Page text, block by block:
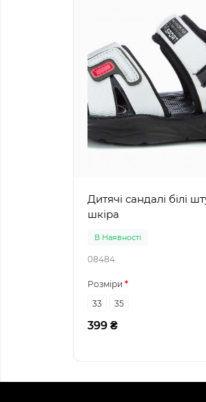
Дитячі сандалі білі штучна
шкіра
В Наявності
08484
Розміри
33
35
399 ₴